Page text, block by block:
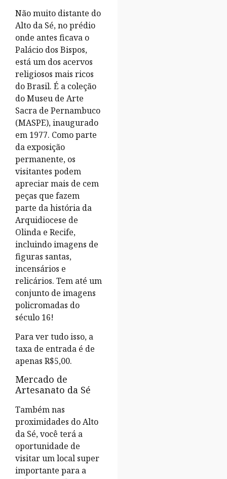
Não muito distante do
Alto da Sé, no prédio
onde antes ficava o
Palácio dos Bispos,
está um dos acervos
religiosos mais ricos
do Brasil. É a coleção
do Museu de Arte
Sacra de Pernambuco
(MASPE), inaugurado
em 1977. Como parte
da exposição
permanente, os
visitantes podem
apreciar mais de cem
peças que fazem
parte da história da
Arquidiocese de
Olinda e Recife,
incluindo imagens de
figuras santas,
incensários e
relicários. Tem até um
conjunto de imagens
policromadas do
século 16!
Para ver tudo isso, a
taxa de entrada é de
apenas R$5,00.
Mercado de
Artesanato da Sé
Também nas
proximidades do Alto
da Sé, você terá a
oportunidade de
visitar um local super
importante para a